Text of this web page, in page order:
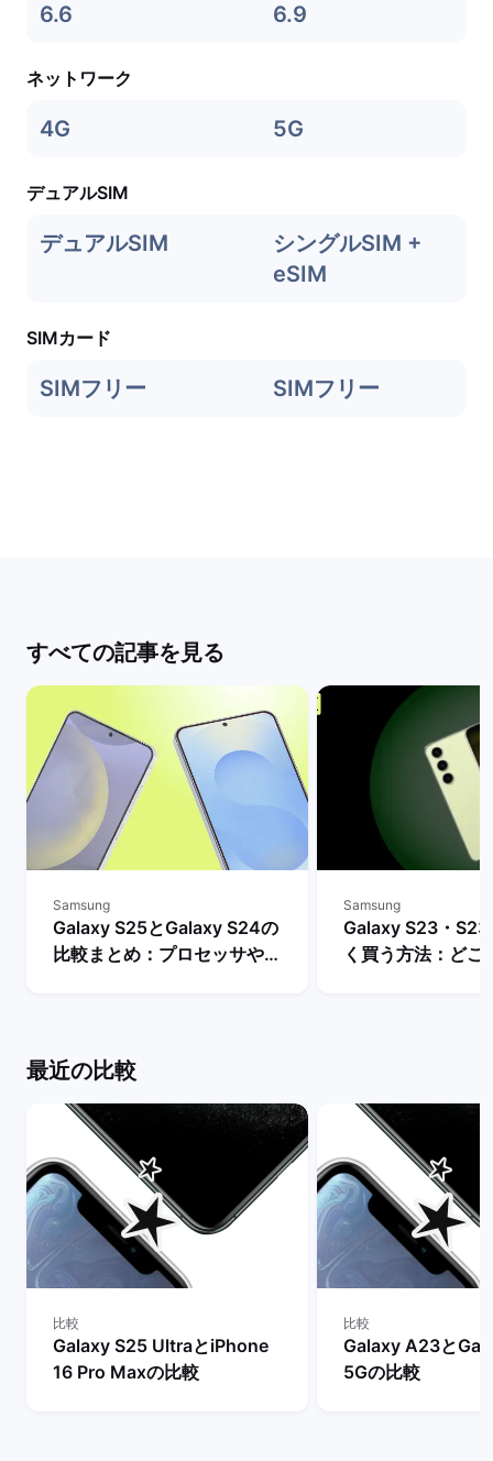
6.6 6.9
ネットワーク
4G 5G
デュアルSIM
デュアルSIM
シングルSIM +
eSIM
SIMカード
SIMフリー SIMフリー
すべての記事を見る
Samsung
Galaxy S25とGalaxy S24の
比較まとめ：プロセッサやバ
Samsung
Galaxy S23・
く買う方法：どこ
最近の比較
比較
Galaxy S25 UltraとiPhone
16 Pro Maxの比較
比較
Galaxy A23と
5Gの比較